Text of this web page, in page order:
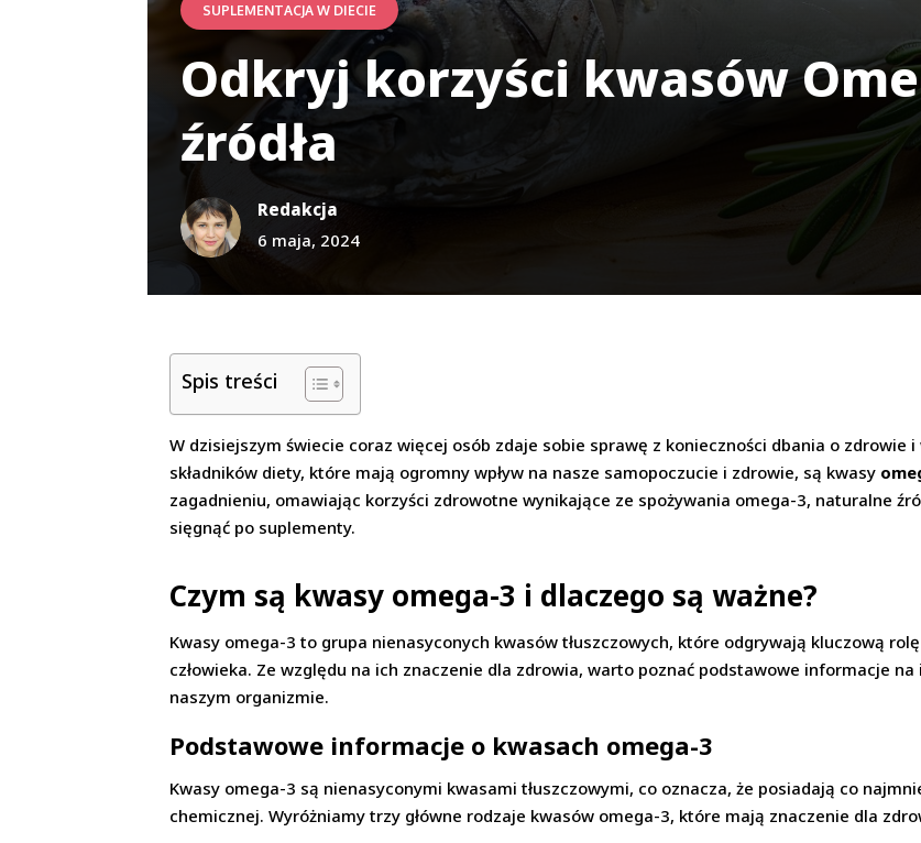
SUPLEMENTACJA W DIECIE
Odkryj korzyści kwasów
źródła
Redakcja
6 maja, 2024
Spis treści
W dzisiejszym świecie coraz więcej osób zdaje sobie sprawę z konieczności dbania o zdrowie i
składników diety, które mają ogromny wpływ na nasze samopoczucie i zdrowie, są kwasy
zagadnieniu, omawiając korzyści zdrowotne wynikające ze spożywania omega-3, naturalne
sięgnąć po suplementy.
Czym są kwasy omega-3 i dlaczego są ważne?
Kwasy omega-3 to grupa nienasyconych kwasów tłuszczowych, które odgrywają kluczową
człowieka. Ze względu na ich znaczenie dla zdrowia, warto poznać podstawowe informacje
naszym organizmie.
Podstawowe informacje o kwasach omega-3
Kwasy omega-3 są nienasyconymi kwasami tłuszczowymi, co oznacza, że posiadają co
chemicznej. Wyróżniamy trzy główne rodzaje kwasów omega-3, które mają znaczenie dla